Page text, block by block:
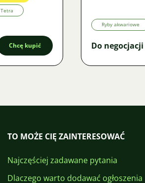
Tetra
Chcę kupić
Ryby akwariowe
Do negocjacji
TO MOŻE CIĘ ZAINTERESOWAĆ
Najczęściej zadawane pytania
Dlaczego warto dodawać ogłoszenia